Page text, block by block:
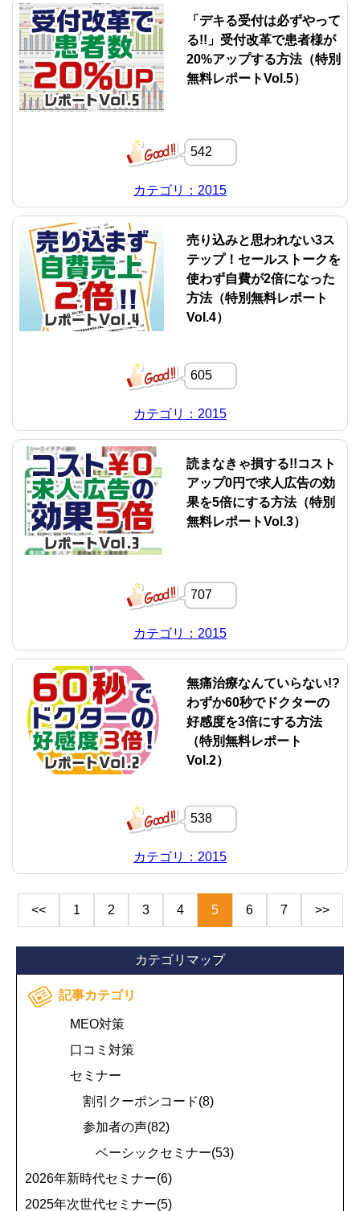
「デキる受付は必ずやって
る!!」受付改革で患者様が
20%アップする方法（特別
無料レポートVol.5）
542
カテゴリ：2015
売り込みと思われない3ス
テップ！セールストークを
使わず自費が2倍になった
方法（特別無料レポート
Vol.4）
605
カテゴリ：2015
読まなきゃ損する!!コスト
アップ0円で求人広告の効
果を5倍にする方法（特別
無料レポートVol.3）
707
カテゴリ：2015
無痛治療なんていらない!?
わずか60秒でドクターの
好感度を3倍にする方法
（特別無料レポート
Vol.2）
538
カテゴリ：2015
<< 1 2 3 4 5 6 7 >>
カテゴリマップ
記事カテゴリ
MEO対策
口コミ対策
セミナー
割引クーポンコード(8)
参加者の声(82)
ベーシックセミナー(53)
2026年新時代セミナー(6)
2025年次世代セミナー(5)